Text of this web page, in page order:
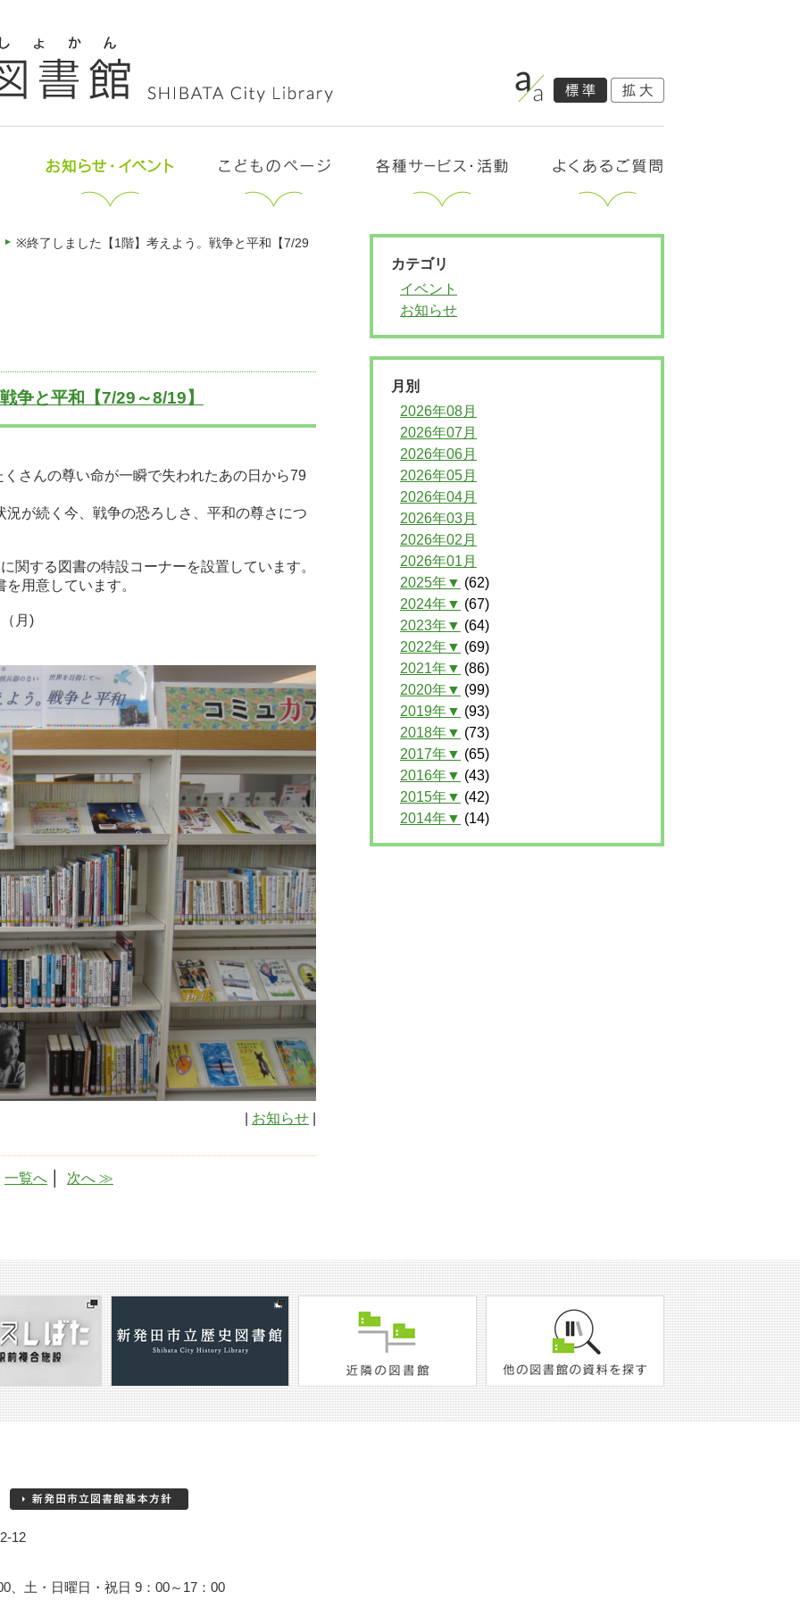
※終了しました【1階】考えよう。戦争と平和【7/29
争と平和【7/29～8/19】
さんの尊い命が一瞬で失われたあの日から79
が続く今、戦争の恐ろしさ、平和の尊さにつ
関する図書の特設コーナーを設置しています。
用意しています。
月)
お知らせ
一覧へ 次へ ≫
カテゴリ
イベント
お知らせ
月別
2026年08月
2026年07月
2026年06月
2026年05月
2026年04月
2026年03月
2026年02月
2026年01月
2025年▼ (62)
2024年▼ (67)
2023年▼ (64)
2022年▼ (69)
2021年▼ (86)
2020年▼ (99)
2019年▼ (93)
2018年▼ (73)
2017年▼ (65)
2016年▼ (43)
2015年▼ (42)
2014年▼ (14)
12
、土・日曜日・祝日 9：00～17：00